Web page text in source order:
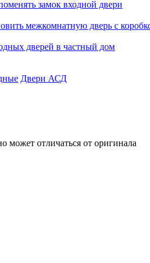
замок входной двери
межкомнатную дверь с
дверей в частный дом
Двери АСД
может отличаться от оригинала